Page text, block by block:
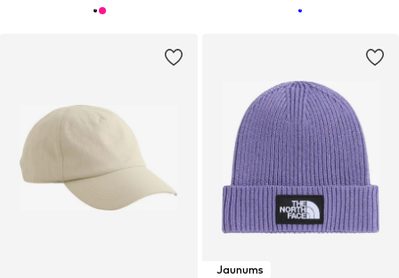
Jaunums